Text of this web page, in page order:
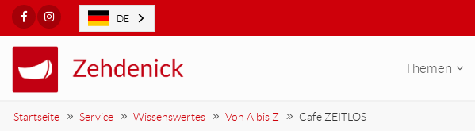
FacebookInstagram
Themen
Startseite Service Wissenswertes Von A bis Z Café ZEITLOS
DE